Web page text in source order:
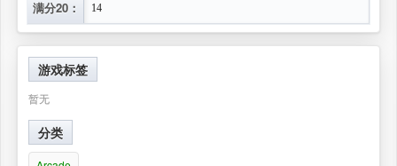
满分20： 14
游戏标签
暂无
分类